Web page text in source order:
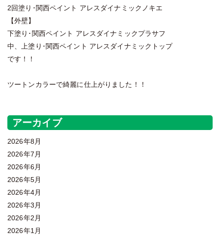
2回塗り･関西ペイント アレスダイナミックノキエ
【外壁】
下塗り･関西ペイント アレスダイナミックプラサフ
中、上塗り･関西ペイント アレスダイナミックトップ
です！！
ツートンカラーで綺麗に仕上がりました！！
アーカイブ
2026年8月
2026年7月
2026年6月
2026年5月
2026年4月
2026年3月
2026年2月
2026年1月